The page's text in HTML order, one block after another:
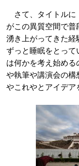
さて、タイトルに
がこの異質空間で
湧き上がってきた
ずっと睡眠をとって
は何かを考え始め
や執筆や講演会の
やこれやとアイデア